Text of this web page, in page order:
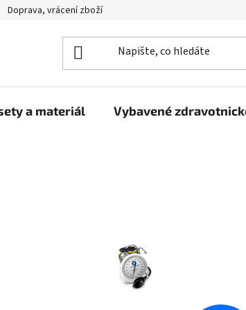
Doprava, vrácení zboží
a materiál Vybavené